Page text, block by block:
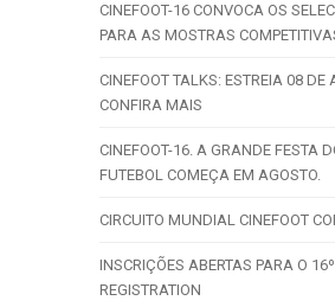
CINEFOOT-16 CONVOCA OS
PARA AS MOSTRAS
CINEFOOT TALKS: ESTREIA 08 DE
CONFIRA MAIS
CINEFOOT-16. A GRANDE FESTA
FUTEBOL COMEÇA EM AGOSTO.
CIRCUITO MUNDIAL CINEFOOT
INSCRIÇÕES ABERTAS PARA O
REGISTRATION